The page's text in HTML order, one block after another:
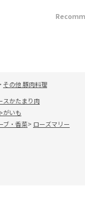
その他 豚肉料理
スかたまり肉
がいも
ブ・香菜
ローズマリー